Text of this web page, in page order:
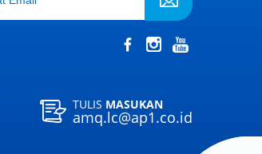
TULIS MASUKAN
amq.lc@ap1.co.id